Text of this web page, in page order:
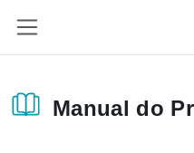
Manual do